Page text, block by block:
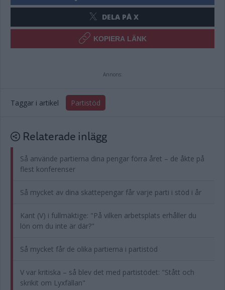
DELA PÅ X
KOPIERA LÄNK
Annons:
Taggar i artikel Partistöd
Relaterade inlägg
Så använde partierna dina pengar förra året – de åkte på
flest konferenser
Så mycket av dina skattepengar får varje parti i stöd i år
Kant (V) i fullmäktige: "På vilken arbetsplats erhåller du
lön om du inte är där?"
Så mycket får de olika partierna i partistöd
V var kritiska – så blev det med partistödet: "Stått och
skrikit om Lyxfällan"